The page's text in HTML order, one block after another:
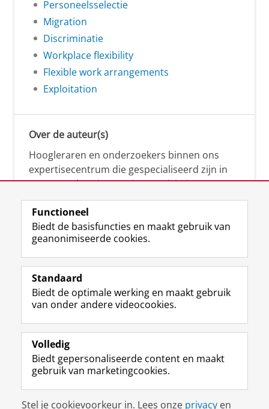
Personeelsselectie
Migration
Discriminatie
Workplace flexibility
Flexible work arrangements
Exploitation
Over de auteur(s)
Hoogleraren en onderzoekers binnen ons
expertisecentrum die gespecialiseerd zijn in
samenwerken, innovatie, creativiteit,
diversiteit, leiderschap en ethisch gedrag.
Over deze blog
Via deze blog vertalen onze experts hun
(actuele) wetenschappelijke kennis naar
praktische, heldere en toegankelijke inzichten.
Disclaimer & Copyright
Functioneel
Biedt de basisfuncties en maakt gebruik van
geanonimiseerde cookies.
Standaard
Biedt de optimale werking en maakt gebruik
van onder andere videocookies.
Volledig
Biedt gepersonaliseerde content en maakt
gebruik van marketingcookies.
Stel je cookievoorkeur in. Lees onze privacy en